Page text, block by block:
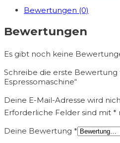
Bewertungen (0)
Bewertungen
Es gibt noch keine
Schreibe die erste Bewertung
Espressomaschine“
Deine E-Mail-Adresse wird
Erforderliche Felder sind mit *
Deine Bewertung *